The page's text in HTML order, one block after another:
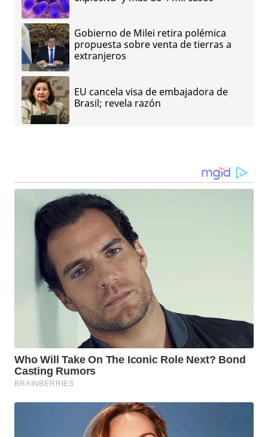
Gobierno de Milei retira polémica
propuesta sobre venta de tierras a
extranjeros
EU cancela visa de embajadora de
Brasil; revela razón